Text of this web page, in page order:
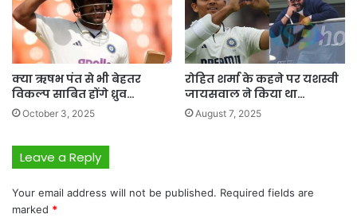
क्या ऋषभ पंत से भी बेहतर
विकल्प साबित होंगे ध्रुव…
October 3, 2025
रोहित शर्मा के कहने पर यशस्वी
जायसवाल ने किया था…
August 7, 2025
Leave a Reply
Your email address will not be published. Required fields are
marked *